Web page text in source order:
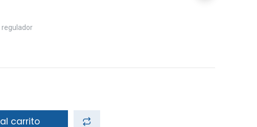
regulador
carrito